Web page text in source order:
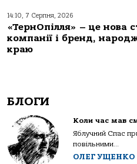
14:10, 7 Серпня, 2026
«ТернОпілля» – це нова
компанії і бренд,
краю
БЛОГИ
Коли час мав
Яблучний Спас
повільними...
ОЛЕГ УЩЕНКО